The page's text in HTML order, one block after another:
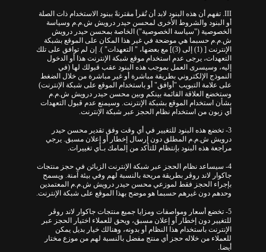
III. تفهم أن هذه البنود لابد أن تُقرأ مقترنةً ببنود الاستخدام ذات الصلة
أو البنود والشروط الأخرى لمحسن حيدر درويش ش.م.م وسياسة
الخصوصية ("سياسة الخصوصية") الخاصة بمحسن حيدر درويش
ش.م.م حسبما هي موضحة في غير هذا المكان على الموقع بشبكة
الإنترنت [ (1) إلى (3)] مع بعضها، " التعهدات" ). إن لم توافق على تلك
التعهدات، يرجى عدم استخدام موقع شبكة الإنترنت هذا أو الدخول
إليه، وسيسرى العمل بموجب هذه البنود عقب قبولك لها (في
النموذج الإلكتروني بطريقة مباشرة أو غير مباشرة من خلال الضغط
على علامة التبويب "أوافق" أو باستخدام الموقع على شبكة الإنترنت)
وستخضع العلاقة القائمة بينكم وبين محسن حيدر درويش ش.م.م
بشأن استخدام الموقع بشبكة الإنترنت. وسيمنع عدم قبول التعهدات
أي زبون من استخدام نظام الحجز عبر شبكة الإنترنت.
3- تخضع هذه البنود للتغيير في أي وقت وفق تقدير محسن حيدر
درويش ش.م.م المطلق دون إرسال إخطار أو إعلان مسبق. يرجي
مراجعة هذه البنود بإنتظام للتأكد من إلمامك بـأي تغييرات.
4- سيساعد نظام الحجز عبر شبكة الإنترنت الزبائن في حجز منتجات
جاكوار لاند روڤر بطريقة مريحة بالنسبة لهم وفي بيئة آمنة. ويسمح
بإجراء الحجز فقط لموزعي محسن حيدر درويش ش.م.م المعتمدين
وحدهم دون غيرهم حسبما هو موضح بهذا الموقع على شبكة الإنترنت.
5- تخضع أسعار ومواصفات ومزايا جميع منتجات جاكوار لاند روڤر
للتغيير دون إخطار أو إعلان مسبق، ويحق للعملاء اختيار الحجز عبر
الإنترنت باستخدام هذا النظام أو بدونه، وهنالك خيار بديل يمكن
للعملاء من خلاله حجز أي منتج مفضل بالنسبة لهم من موزع مختار
أيضا.